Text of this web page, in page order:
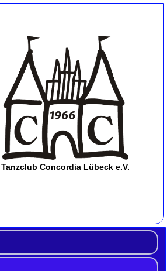
Tanzclub Concordia Lübeck e.V.